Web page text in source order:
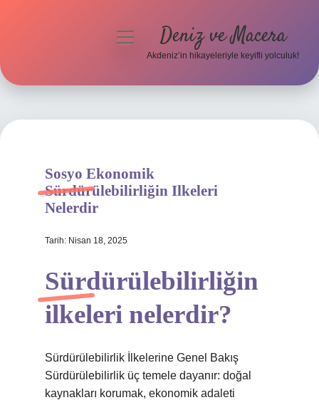
Hakkımızda
menüyü Deniz ve Macera
Akdeniz’in hikayeleriyle keyifli yolculuk!
Sosyo Ekonomik
Sürdürülebilirliğin Ilkeleri
Nelerdir
Tarih: Nisan 18, 2025
Sürdürülebilirliğin
ilkeleri nelerdir?
Sürdürülebilirlik İlkelerine Genel Bakış
Sürdürülebilirlik üç temele dayanır: doğal
kaynakları korumak, ekonomik adaleti